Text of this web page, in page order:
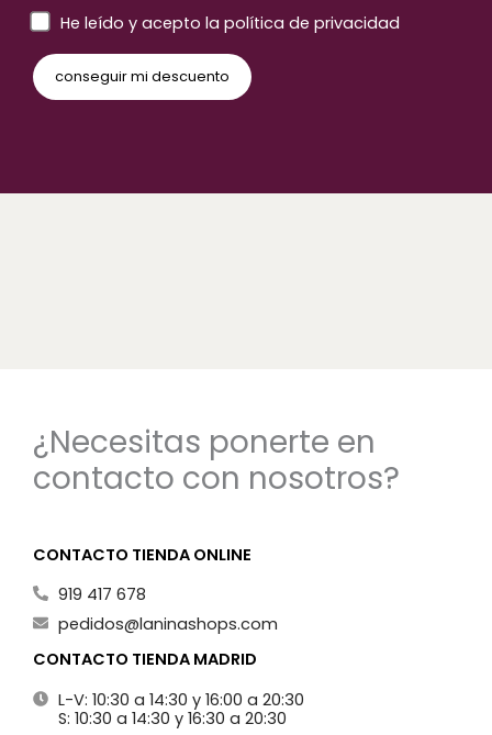
He leído y acepto la política de privacidad
¿Necesitas ponerte en
contacto con nosotros?
CONTACTO TIENDA ONLINE
919 417 678
pedidos@laninashops.com
CONTACTO TIENDA MADRID
L-V: 10:30 a 14:30 y 16:00 a 20:30
S: 10:30 a 14:30 y 16:30 a 20:30